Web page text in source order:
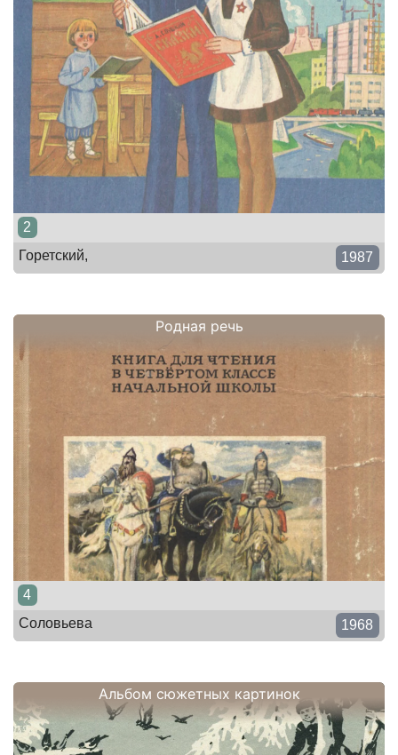
2
Горетский,
1987
Родная речь
4
Соловьева
1968
Альбом сюжетных картинок